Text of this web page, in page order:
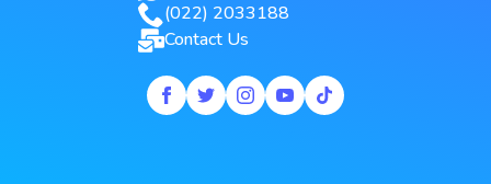
(022) 2033188
Contact Us